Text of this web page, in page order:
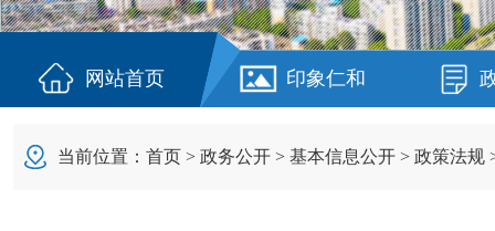
网站首页 印象仁和
当前位置： 首页 > 政务公开 > 基本信息公开 > 政策法规